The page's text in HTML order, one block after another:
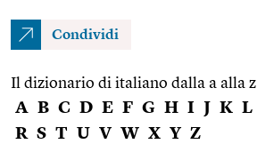
Condividi
Il dizionario di italiano dalla a alla z
A B C D E F G H I J K L
R S T U V W X Y Z